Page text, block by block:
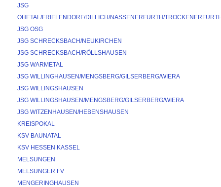
JSG
OHETAL/FRIELENDORF/DILLICH/NASSENERFURTH/
JSG OSG
JSG SCHRECKSBACH/NEUKIRCHEN
JSG SCHRECKSBACH/RÖLLSHAUSEN
JSG WARMETAL
JSG WILLINGHAUSEN/MENGSBERG/GILSERBERG/WIERA
JSG WILLINGSHAUSEN
JSG WILLINGSHAUSEN/MENGSBERG/GILSERBERG/WIERA
JSG WITZENHAUSEN/HEBENSHAUSEN
KREISPOKAL
KSV BAUNATAL
KSV HESSEN KASSEL
MELSUNGEN
MELSUNGER FV
MENGERINGHAUSEN